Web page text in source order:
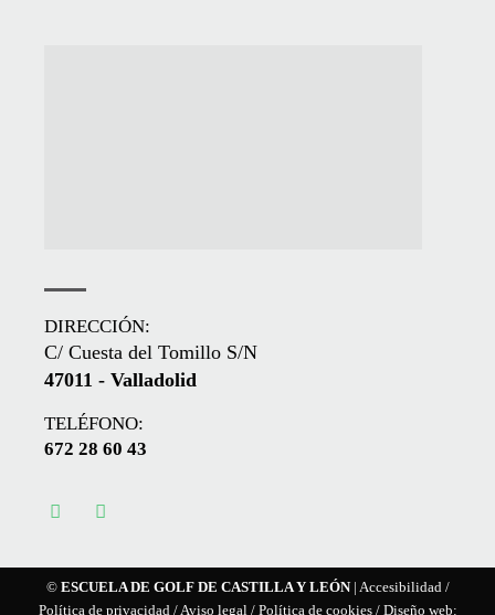
DIRECCIÓN:
C/ Cuesta del Tomillo S/N
47011 - Valladolid
TELÉFONO:
672 28 60 43
© ESCUELA DE GOLF DE CASTILLA Y LEÓN| Accesibilidad/
Política de privacidad/Aviso legal/ Política de cookies/ Diseño web: